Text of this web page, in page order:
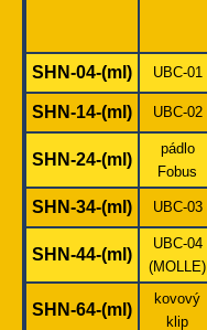
SHN-04-(ml) UBC-01
SHN-14-(ml) UBC-02
SHN-24-(ml)
pádlo
Fobus
SHN-34-(ml) UBC-03
SHN-44-(ml)
UBC-04
(MOLLE)
SHN-64-(ml)
kovový
klip